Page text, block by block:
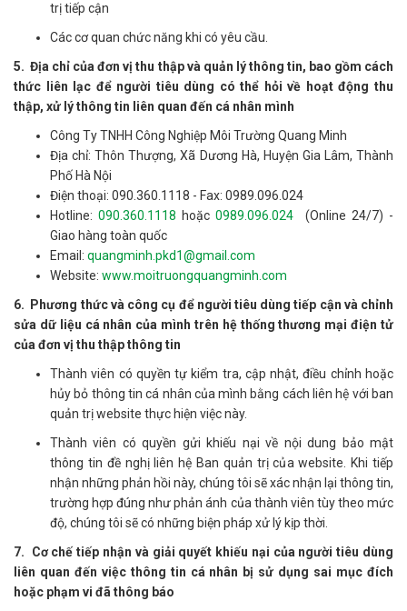
trị tiếp cận
Các cơ quan chức năng khi có yêu cầu.
5. Địa chỉ của đơn vị thu thập và quản lý thông tin, bao gồm cách
thức liên lạc để người tiêu dùng có thể hỏi về hoạt động thu
thập, xử lý thông tin liên quan đến cá nhân mình
Công Ty TNHH Công Nghiệp Môi Trường Quang Minh
Địa chỉ: Thôn Thượng, Xã Dương Hà, Huyện Gia Lâm, Thành
Phố Hà Nội
Điện thoại: 090.360.1118 - Fax: 0989.096.024
Hotline:090.360.1118 hoặc0989.096.024 (Online 24/7) -
Giao hàng toàn quốc
Email: quangminh.pkd1@gmail.com
Website: www.moitruongquangminh.com
6. Phương thức và công cụ để người tiêu dùng tiếp cận và chỉnh
sửa dữ liệu cá nhân của mình trên hệ thống thương mại điện tử
của đơn vị thu thập thông tin
Thành viên có quyền tự kiểm tra, cập nhật, điều chỉnh hoặc
hủy bỏ thông tin cá nhân của mình bằng cách liên hệ với ban
quản trị website thực hiện việc này.
Thành viên có quyền gửi khiếu nại về nội dung bảo mật
thông tin đề nghị liên hệ Ban quản trị của website. Khi tiếp
nhận những phản hồi này, chúng tôi sẽ xác nhận lại thông tin,
trường hợp đúng như phản ánh của thành viên tùy theo mức
độ, chúng tôi sẽ có những biện pháp xử lý kịp thời.
7. Cơ chế tiếp nhận và giải quyết khiếu nại của người tiêu dùng
liên quan đến việc thông tin cá nhân bị sử dụng sai mục đích
hoặc phạm vi đã thông báo